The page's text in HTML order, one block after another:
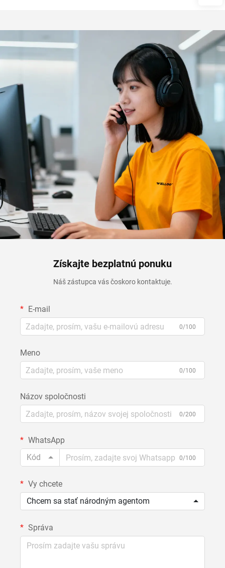
Získajte bezplatnú ponuku
Náš zástupca vás čoskoro kontaktuje.
E-mail
0/100
Meno
0/100
Názov spoločnosti
0/200
WhatsApp
Kód
0/100
Vy chcete
Chcem sa stať národným agentom
Správa